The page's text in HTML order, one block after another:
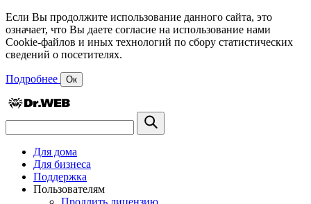
Если Вы продолжите использование данного сайта, это
означает, что Вы даете согласие на использование нами
Cookie-файлов и иных технологий по сбору статистических
сведений о посетителях.
Подробнее Ок
Для дома
Для бизнеса
Поддержка
Пользователям
Продлить лицензию